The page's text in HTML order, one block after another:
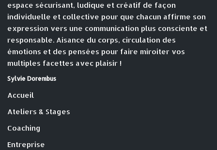
espace sécurisant, ludique et créatif de façon
individuelle et collective pour que chacun affirme son
expression vers une communication plus consciente et
responsable. Aisance du corps, circulation des
émotions et des pensées pour faire miroiter vos
multiples facettes avec plaisir !
Sylvie Dorembus
Accueil
Ateliers & Stages
Coaching
Entreprise